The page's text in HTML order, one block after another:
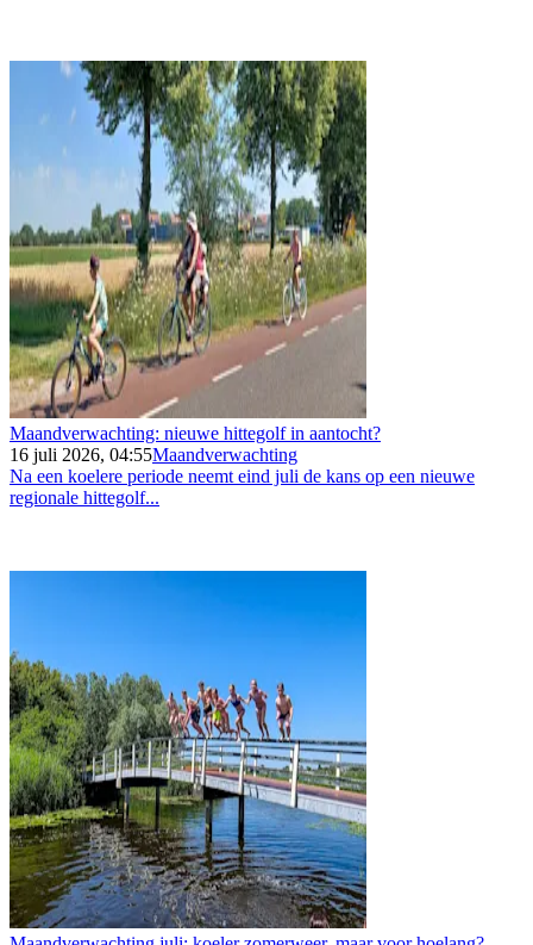
Maandverwachting: nieuwe hittegolf in aantocht?
16 juli 2026, 04:55Maandverwachting
Na een koelere periode neemt eind juli de kans op een nieuwe
regionale hittegolf...